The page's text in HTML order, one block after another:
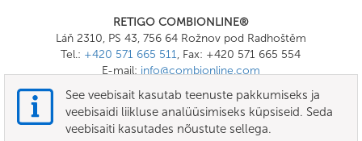
RETIGO COMBIONLINE®
Láň 2310, PS 43, 756 64 Rožnov pod Radhoštěm
Tel.: +420 571 665 511, Fax: +420 571 665 554
E-mail: info@combionline.com
OnlineMenu
See veebisait kasutab teenuste pakkumiseks ja
veebisaidi liikluse analüüsimiseks küpsiseid. Seda
veebisaiti kasutades nõustute sellega.